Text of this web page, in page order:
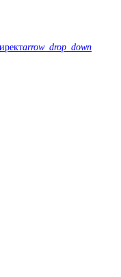
arrow_drop_down